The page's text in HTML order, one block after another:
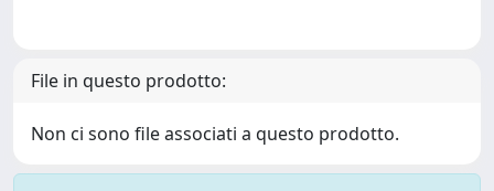
File in questo prodotto:
Non ci sono file associati a questo prodotto.